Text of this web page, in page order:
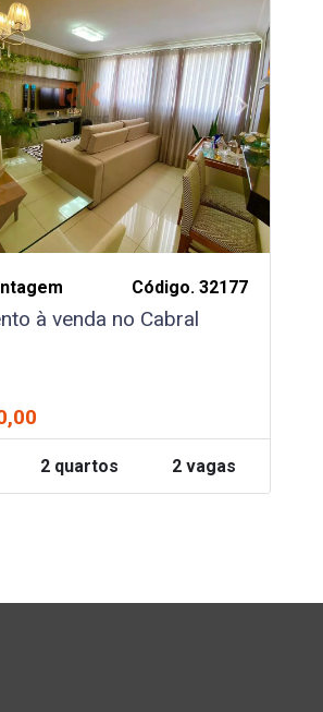
arrow_forward_iosNext
Código. 32177
à venda no Cabral
2 quartos 2 vagas